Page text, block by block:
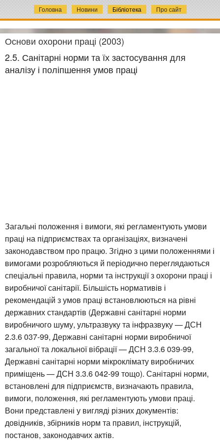
Головна Новини Бібліотека Про сайт
Основи охорони праці (2003)
2.5. Санітарні норми та їх застосування для
аналізу і поліпшення умов праці
Загальні положення і вимоги, які регламентують умови
праці на підприємствах та організаціях, визначені
законодавством про працю. Згідно з цими положеннями і
вимогами розробляються й періодично переглядаються
спеціальні правила, норми та інструкції з охорони праці і
виробничої санітарії. Більшість нормативів і
рекомендацій з умов праці встановлюються на рівні
державних стандартів (Державні санітарні норми
виробничого шуму, ультразвуку та інфразвуку — ДСН
2.3.6 037-99, Державні санітарні норми виробничої
загальної та локальної вібрації — ДСН 3.3.6 039-99,
Державні санітарні норми мікроклімату виробничих
приміщень — ДСН 3.3.6 042-99 тощо). Санітарні норми,
встановлені для підприємств, визначають правила,
вимоги, положення, які регламентують умови праці.
Вони представлені у вигляді різних документів:
довідників, збірників норм та правил, інструкцій,
постанов, законодавчих актів.